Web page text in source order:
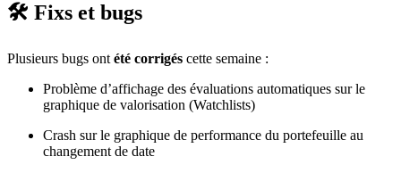
🛠️ Fixs et bugs
Plusieurs bugs ont été corrigés cette semaine :
Problème d’affichage des évaluations automatiques sur le
graphique de valorisation (Watchlists)
Crash sur le graphique de performance du portefeuille au
changement de date